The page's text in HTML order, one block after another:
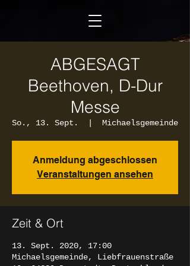
ABGESAGT
Beethoven, D-Dur
Messe
So., 13. Sept. Michaelsgemeinde
Anmeldung abgeschlossen
Veranstaltungen ansehen
Zeit & Ort
13. Sept. 2020, 17:00
Michaelsgemeinde, Liebfrauenstraße